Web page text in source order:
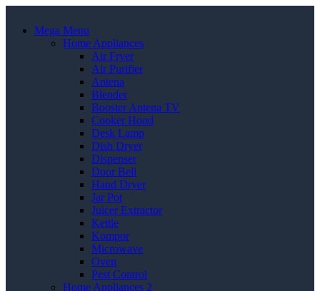
Mega Menu
Home Appliances
Air Fryer
Air Purifier
Antena
Blender
Booster Antena TV
Cooker Hood
Desk Lamp
Dish Dryer
Dispenser
Door Bell
Hand Dryer
Jar Pot
Juicer Extractor
Kettle
Kompor
Microwave
Oven
Pest Control
Home Appliances 2